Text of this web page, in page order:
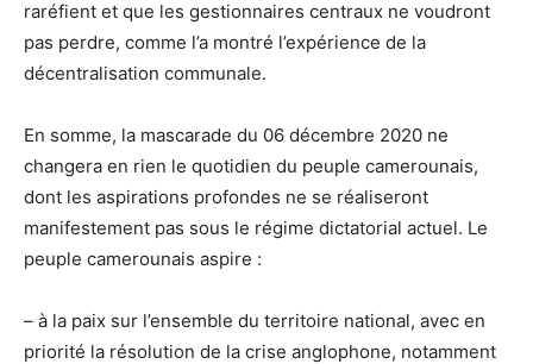
raréfient et que les gestionnaires centraux ne voudront
pas perdre, comme l’a montré l’expérience de la
décentralisation communale.
En somme, la mascarade du 06 décembre 2020 ne
changera en rien le quotidien du peuple camerounais,
dont les aspirations profondes ne se réaliseront
manifestement pas sous le régime dictatorial actuel. Le
peuple camerounais aspire :
– à la paix sur l’ensemble du territoire national, avec en
priorité la résolution de la crise anglophone, notamment